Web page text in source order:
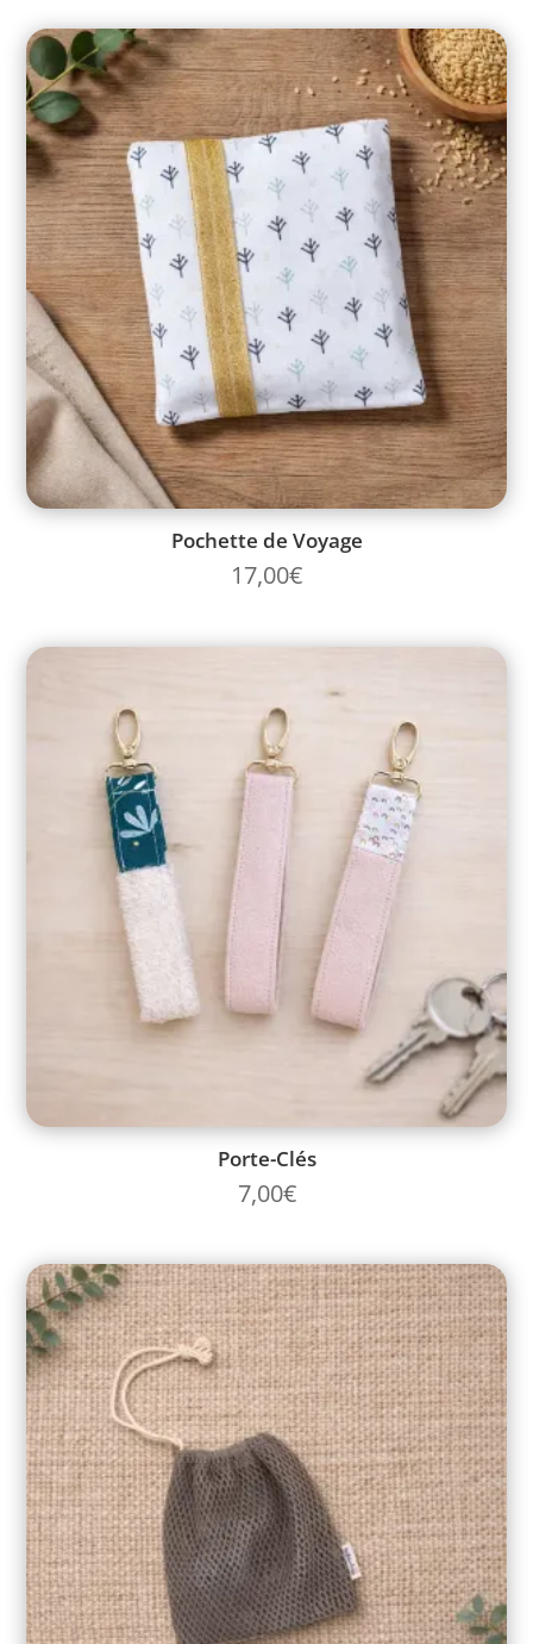
Pochette de Voyage
17,00€
Porte-Clés
7,00€